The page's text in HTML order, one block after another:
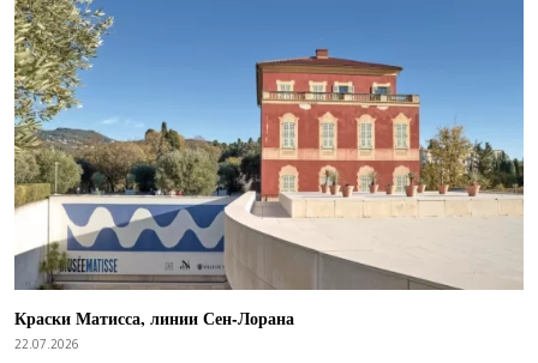
Краски Матисса, линии Сен-Лорана
22.07.2026